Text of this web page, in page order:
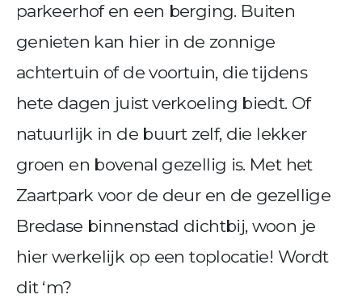
parkeerhof en een berging. Buiten
genieten kan hier in de zonnige
achtertuin of de voortuin, die tijdens
hete dagen juist verkoeling biedt. Of
natuurlijk in de buurt zelf, die lekker
groen en bovenal gezellig is. Met het
Zaartpark voor de deur en de gezellige
Bredase binnenstad dichtbij, woon je
hier werkelijk op een toplocatie! Wordt
dit ‘m?